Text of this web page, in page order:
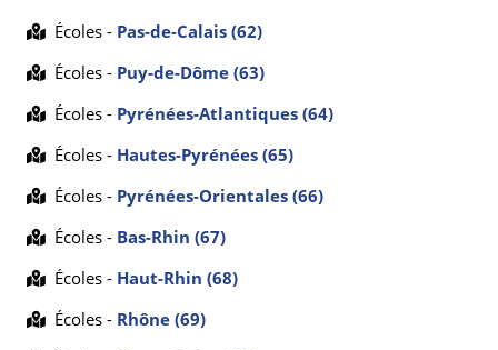
Écoles - Pas-de-Calais (62)
Écoles - Puy-de-Dôme (63)
Écoles - Pyrénées-Atlantiques (64)
Écoles - Hautes-Pyrénées (65)
Écoles - Pyrénées-Orientales (66)
Écoles - Bas-Rhin (67)
Écoles - Haut-Rhin (68)
Écoles - Rhône (69)